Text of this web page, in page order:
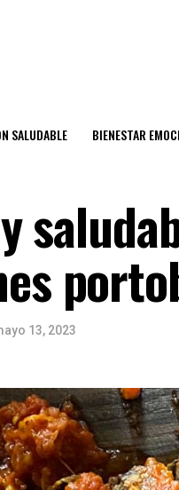
SALUDABLE BIENESTAR
13, 2023